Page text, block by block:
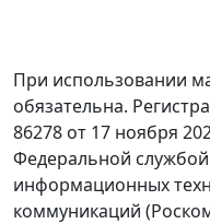
При использовании
обязательна.
86278 от 17 ноября
Федеральной
информационных
коммуникаций